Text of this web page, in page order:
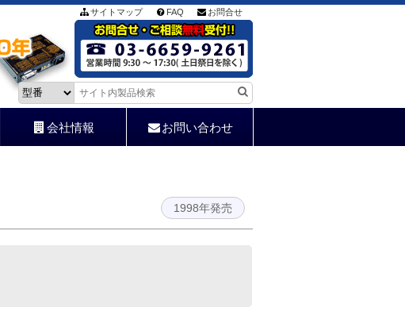
サイトマップ FAQ お問合せ
会社情報 お問い合わせ
1998年発売